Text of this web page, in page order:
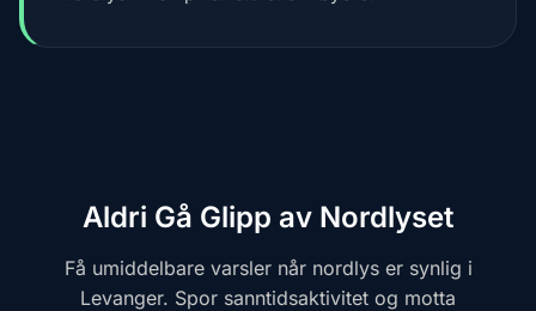
Aldri Gå Glipp av Nordlyset
Få umiddelbare varsler når nordlys er synlig i
Levanger. Spor sanntidsaktivitet og motta